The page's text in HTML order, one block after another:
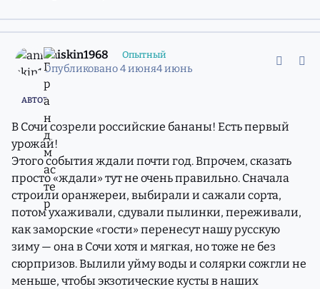
aniskin1968 Опытный
Опубликовано4 июня4 июнь
АВТОР
В Сочи созрели российские бананы! Есть первый
урожай!
Этого события ждали почти год. Впрочем, сказать
просто «ждали» тут не очень правильно. Сначала
строили оранжереи, выбирали и сажали сорта,
потом ухаживали, сдували пылинки, переживали,
как заморские «гости» перенесут нашу русскую
зиму — она в Сочи хотя и мягкая, но тоже не без
сюрпризов. Вылили уйму воды и солярки сожгли не
меньше, чтобы экзотические кусты в наших